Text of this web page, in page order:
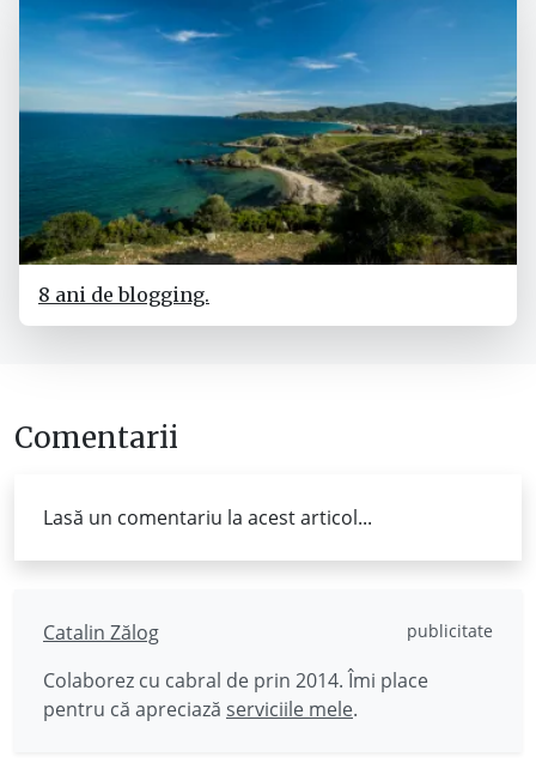
8 ani de blogging.
Comentarii
Lasă un comentariu la acest articol...
Catalin Zălog publicitate
Colaborez cu cabral de prin 2014. Îmi place
pentru că apreciază serviciile mele.